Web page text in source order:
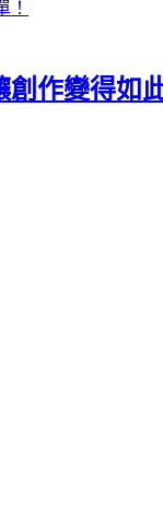
作變得如